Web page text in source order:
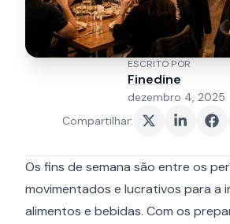
ESCRITO POR
Finedine
dezembro 4, 2025
Compartilhar:
Os fins de semana são entre os
movimentados e lucrativos para a
alimentos e bebidas. Com os